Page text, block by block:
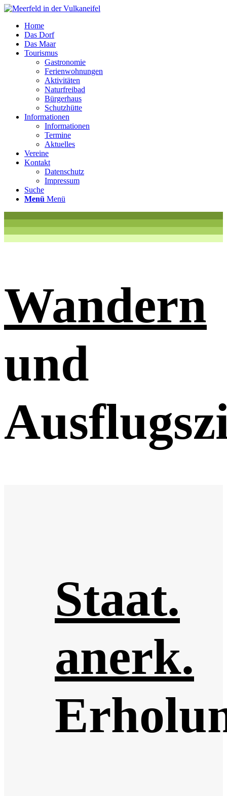
Home
Das Dorf
Das Maar
Tourismus
Gastronomie
Ferienwohnungen
Aktivitäten
Naturfreibad
Bürgerhaus
Schutzhütte
Informationen
Informationen
Termine
Aktuelles
Vereine
Kontakt
Datenschutz
Impressum
Suche
Menü Menü
Wandern
und
Staat.
anerk.